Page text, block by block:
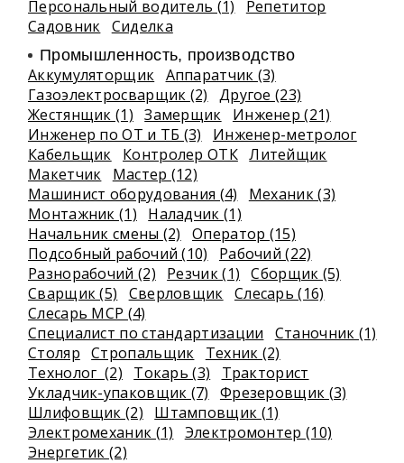
Персональный водитель (1)
Репетитор
Садовник Сиделка
Промышленность, производство
Аккумуляторщик Аппаратчик (3)
Газоэлектросварщик (2)
Другое (23)
Жестянщик (1)
Замерщик
Инженер (21)
Инженер по ОТ и ТБ (3)
Инженер-метролог
Кабельщик
Контролер ОТК Литейщик
Макетчик
Мастер (12)
Машинист оборудования (4)
Механик (3)
Монтажник (1)
Наладчик (1)
Начальник смены (2)
Оператор (15)
Подсобный рабочий (10)
Рабочий (22)
Разнорабочий (2)
Резчик (1)
Сборщик (5)
Сварщик (5)
Сверловщик Слесарь (16)
Слесарь МСР (4)
Специалист по стандартизации
Станочник (1)
Столяр Стропальщик
Техник (2)
Технолог (2)
Токарь (3)
Тракторист
Укладчик-упаковщик (7)
Фрезеровщик (3)
Шлифовщик (2)
Штамповщик (1)
Электромеханик (1)
Электромонтер (10)
Энергетик (2)